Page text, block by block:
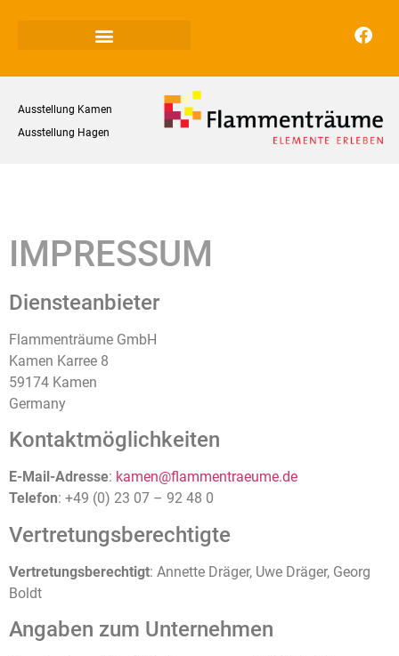
Ausstellung Kamen
Ausstellung Hagen
IMPRESSUM
Diensteanbieter
Flammenträume GmbH
Kamen Karree 8
59174 Kamen
Germany
Kontaktmöglichkeiten
E-Mail-Adresse: kamen@flammentraeume.de
Telefon: +49 (0) 23 07 – 92 48 0
Vertretungsberechtigte
Vertretungsberechtigt: Annette Dräger, Uwe Dräger, Georg
Boldt
Angaben zum Unternehmen